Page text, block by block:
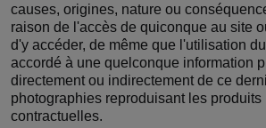
causes, origines, nature ou
raison de l'accès de quiconque au site
d'y accéder, de même que l'utilisation
accordé à une quelconque information
directement ou indirectement de ce
photographies reproduisant les produits
contractuelles.